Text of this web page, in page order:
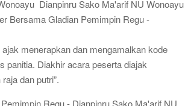
menerapkan dan mengamalkan kode
panitia. Diakhir acara peserta diajak
dan putri”.